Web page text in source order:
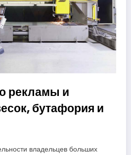
рекламы и
бутафория и
владельцев больших